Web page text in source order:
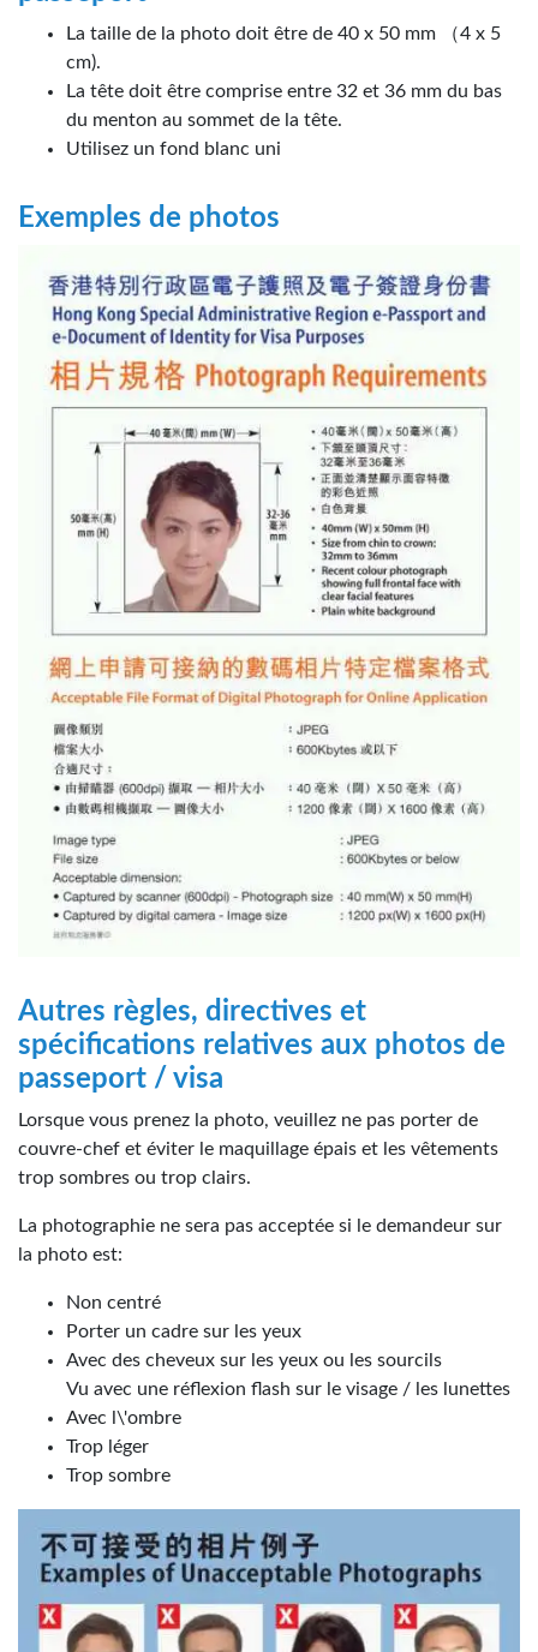
La taille de la photo doit être de 40 x 50 mm （4 x 5
cm).
La tête doit être comprise entre 32 et 36 mm du bas
du menton au sommet de la tête.
Utilisez un fond blanc uni
Exemples de photos
Autres règles, directives et
spécifications relatives aux photos de
passeport / visa
Lorsque vous prenez la photo, veuillez ne pas porter de
couvre-chef et éviter le maquillage épais et les vêtements
trop sombres ou trop clairs.
La photographie ne sera pas acceptée si le demandeur sur
la photo est:
Non centré
Porter un cadre sur les yeux
Avec des cheveux sur les yeux ou les sourcils
Vu avec une réflexion flash sur le visage / les lunettes
Avec l\'ombre
Trop léger
Trop sombre